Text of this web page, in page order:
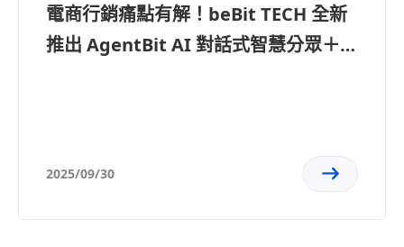
電商行銷痛點有解！beBit TECH 全新
推出 AgentBit AI 對話式智慧分眾＋商
2025/09/30